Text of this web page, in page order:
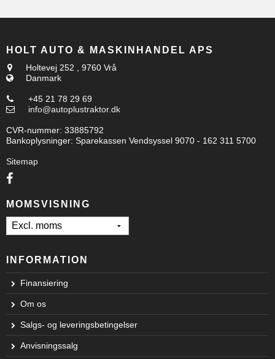
HOLT AUTO & MASKINHANDEL APS
Holtevej 252
9760 Vrå
Danmark
+45 21 78 29 69
info@autoplustraktor.dk
CVR-nummer: 33885792
Bankoplysninger: Sparekassen Vendsyssel 9070 - 162 311 5700
Sitemap
MOMSVISNING
INFORMATION
Finansiering
Om os
Salgs- og leveringsbetingelser
Anvisningssalg